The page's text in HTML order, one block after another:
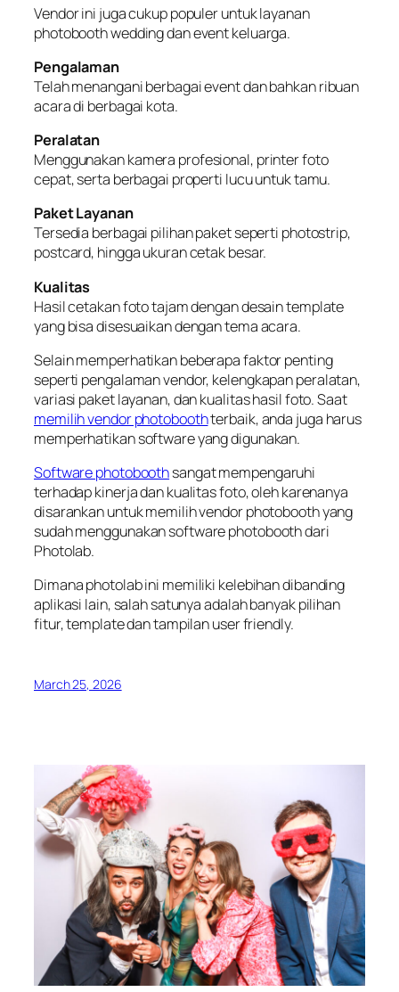
Vendor ini juga cukup populer untuk layanan
photobooth wedding dan event keluarga.
Pengalaman
Telah menangani berbagai event dan bahkan ribuan
acara di berbagai kota.
Peralatan
Menggunakan kamera profesional, printer foto
cepat, serta berbagai properti lucu untuk tamu.
Paket Layanan
Tersedia berbagai pilihan paket seperti photostrip,
postcard, hingga ukuran cetak besar.
Kualitas
Hasil cetakan foto tajam dengan desain template
yang bisa disesuaikan dengan tema acara.
Selain memperhatikan beberapa faktor penting
seperti pengalaman vendor, kelengkapan peralatan,
variasi paket layanan, dan kualitas hasil foto. Saat
memilih vendor photoboothterbaik, anda juga harus
memperhatikan software yang digunakan.
Software photoboothsangat mempengaruhi
terhadap kinerja dan kualitas foto, oleh karenanya
disarankan untuk memilih vendor photobooth yang
sudah menggunakan software photobooth dari
Photolab.
Dimana photolab ini memiliki kelebihan dibanding
aplikasi lain, salah satunya adalah banyak pilihan
fitur, template dan tampilan user friendly.
March 25, 2026